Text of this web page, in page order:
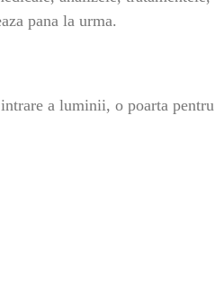
pana la urma.
a luminii, o poarta pentru